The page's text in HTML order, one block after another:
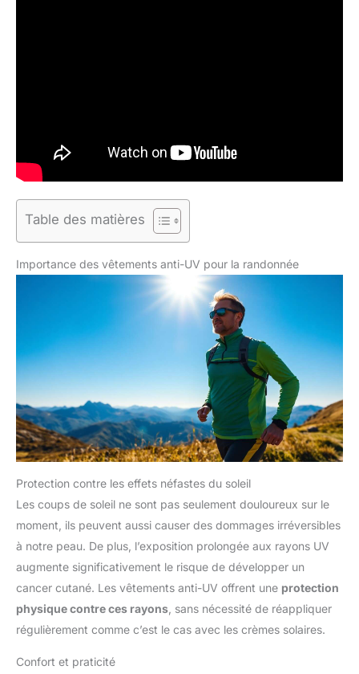
Table des matières
Importance des vêtements anti-UV pour la randonnée
Protection contre les effets néfastes du soleil
Les coups de soleil ne sont pas seulement douloureux sur le
moment, ils peuvent aussi causer des dommages irréversibles
à notre peau. De plus, l’exposition prolongée aux rayons UV
augmente significativement le risque de développer un
cancer cutané. Les vêtements anti-UV offrent une protection
physique contre ces rayons , sans nécessité de réappliquer
régulièrement comme c’est le cas avec les crèmes solaires.
Confort et praticité